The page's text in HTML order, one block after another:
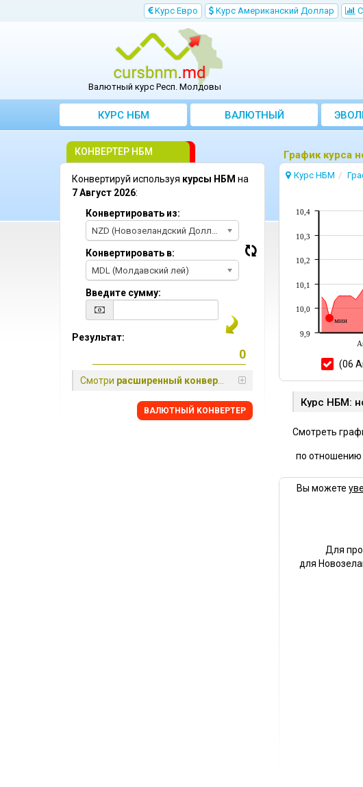
Kурс Евро Kурс Aмериканский Доллар
Валютный курс Респ. Молдовы
КУРС НБМ
BАЛЮТНЫЙ
KОНВЕРТЕР
График курса
Курс НБМ
мин
9,9
10,0
10,1
10,2
10,3
10,4
(06
Смотреть
по отношению
Вы можете
Для
для
КОНВЕРТЕР НБМ
Конвертируй используя курсы НБМ на
7 Август 2026:
Конвертировать из:
NZD (Новозеландский Доллар)
Конвертировать в:
MDL (Молдавский лей)
Введите сумму:
Результат:
Смотри расширенный конвертер
BАЛЮТНЫЙ KОНВЕРТЕР